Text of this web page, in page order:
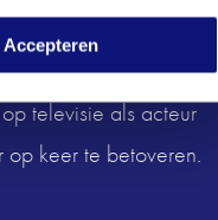
Accepteren
in onder andere
televisie als acteur
keer te betoveren.